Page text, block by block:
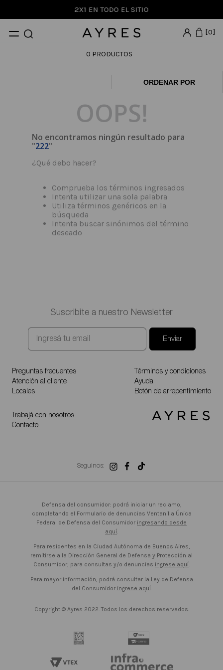
2X1 EN TODO EL SITIO
0
0 PRODUCTOS
Precios más altos
OOPS!
No encontramos ningún resultado para
"222"
¿Qué debo hacer?
Comprueba los términos ingresados
Intenta utilizar una sola palabra
Utiliza términos genéricos en la
búsqueda
Intenta buscar sinónimos del término
deseado
Suscribite a nuestro Newsletter
Enviar
Preguntas frecuentes
Atención al cliente
Locales
Trabajá con nosotros
Contacto
Términos y condiciones
Ayuda
Botón de arrepentimiento
Seguinos:
Defensa del consumidor: podrá iniciar un reclamo,
completando el Formulario de denuncias Ventanilla Única
Federal de Defensa del Consumidor ingresando desde
aquí.
Para residentes en la Ciudad Autónoma de Buenos Aires,
remitirse a la Dirección General de Defensa y Protección al
Consumidor, para consultas y/o denuncias ingrese aquí.
Para mayor información, podrá consultar la Ley de Defensa
del Consumidor ingrese aquí.
Copyright © Ayres 2022. Todos los derechos reservados.